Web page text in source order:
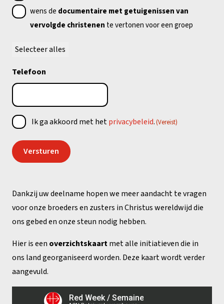
wens de documentaire met getuigenissen van
vervolgde christenen te vertonen voor een groep
Selecteer alles
Telefoon
Toestemming
Ik ga akkoord met hetprivacybeleid.(Vereist)
Dankzij uw deelname hopen we meer aandacht te vragen
voor onze broeders en zusters in Christus wereldwijd die
ons gebed en onze steun nodig hebben.
Hier is een overzichtskaartmet alle initiatieven die in
ons land georganiseerd worden. Deze kaart wordt verder
aangevuld.